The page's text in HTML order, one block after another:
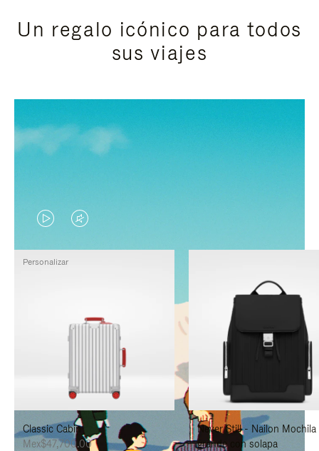
Un regalo icónico para todos
sus viajes
EL
VÍDEO
PAUSADO,
PARA
PAUSARLO.
EL
SONIDO
ESTÁ
DESACTIVADO:
PULSE
PARA
ACTIVARLO.
Classic Cabin
Mex$47,700.00
Personalizar
Never Still - Nailon Mochila
grande con solapa